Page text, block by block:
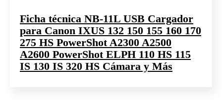
Ficha técnica NB-11L USB Cargador
para Canon IXUS 132 150 155 160 170
275 HS PowerShot A2300 A2500
A2600 PowerShot ELPH 110 HS 115
IS 130 IS 320 HS Cámara y Más